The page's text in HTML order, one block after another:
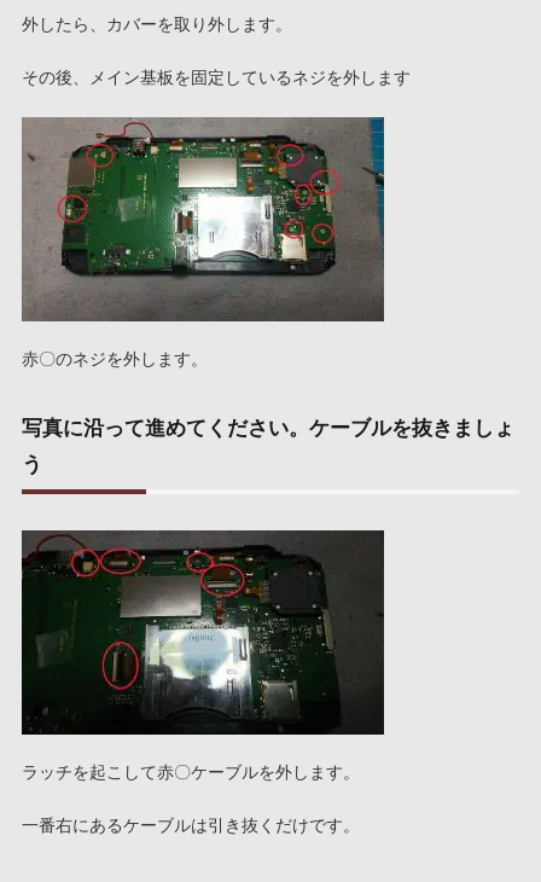
外したら、カバーを取り外します。
その後、メイン基板を固定しているネジを外します
赤〇のネジを外します。
写真に沿って進めてください。ケーブルを抜きましょ
う
ラッチを起こして赤〇ケーブルを外します。
一番右にあるケーブルは引き抜くだけです。